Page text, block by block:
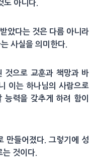
도 아니다.
았다는 것은 다름 아니라
사실을 의미한다.
것으로 교훈과 책망과 바
이는 하나님의 사람으로
력을 갖추게 하려 함이
만들어졌다. 그렇기에 성
것이다.